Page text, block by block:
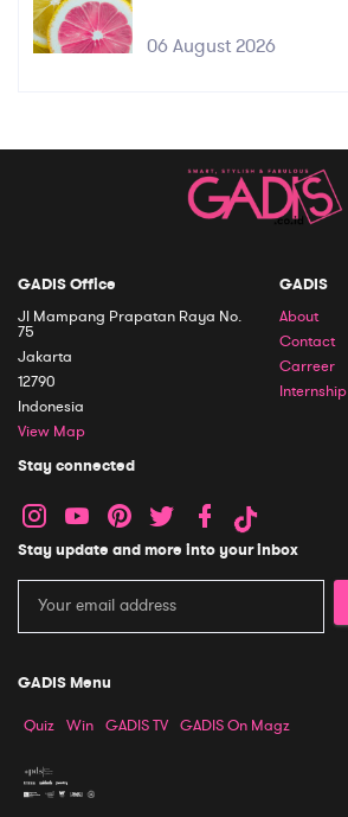
06 August 2026
GADIS Office
Jl Mampang Prapatan Raya No.
75
Jakarta
12790
Indonesia
View Map
GADIS
About
Contact
Carreer
Internship
Stay connected
Stay update and more into your inbox
GADIS Menu
Quiz Win GADIS TV GADIS On Magz